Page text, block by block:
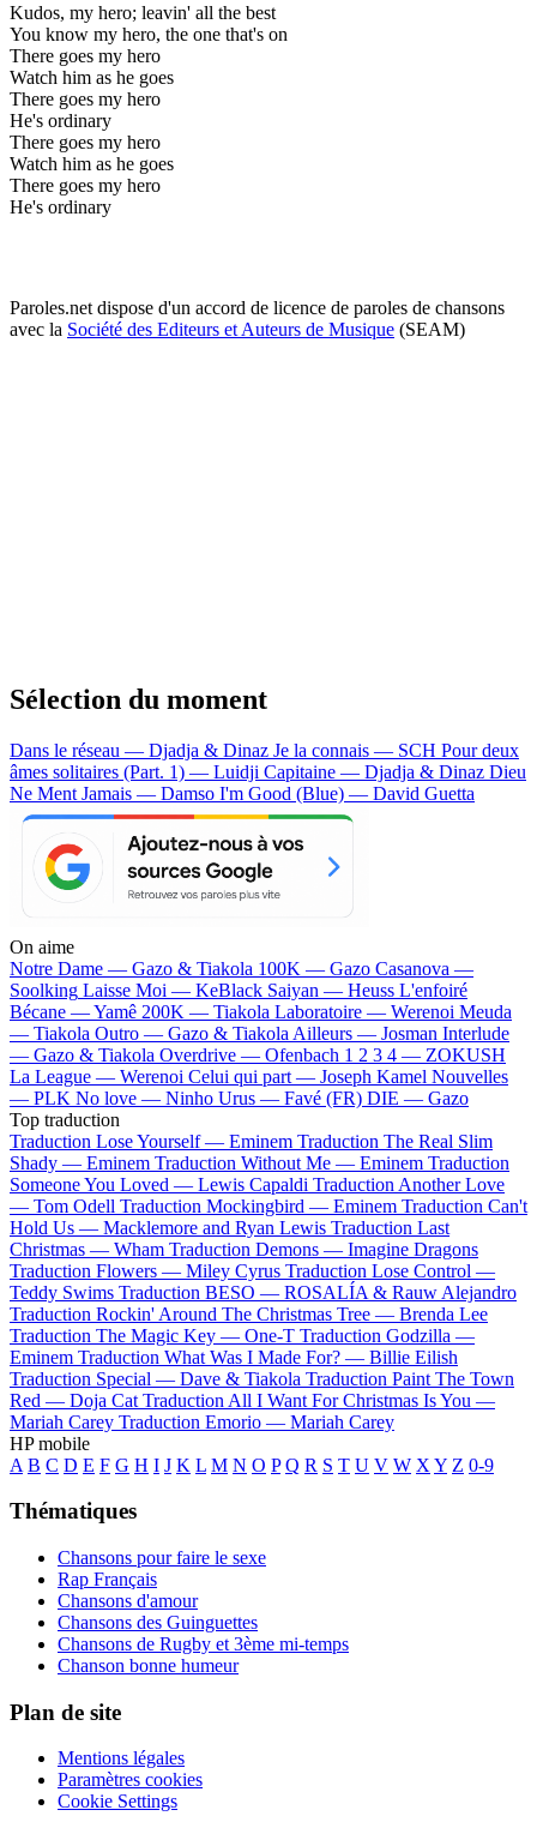
Kudos, my hero; leavin' all the best
You know my hero, the one that's on
There goes my hero
Watch him as he goes
There goes my hero
He's ordinary
There goes my hero
Watch him as he goes
There goes my hero
He's ordinary
Paroles.net dispose d'un accord de licence de paroles de chansons
avec la Société des Editeurs et Auteurs de Musique (SEAM)
Sélection du moment
Dans le réseau — Djadja & Dinaz Je la connais — SCH Pour deux
âmes solitaires (Part. 1) — Luidji Capitaine — Djadja & Dinaz Dieu
Ne Ment Jamais — Damso I'm Good (Blue) — David Guetta
On aime
Notre Dame — Gazo & Tiakola 100K — Gazo Casanova —
Soolking Laisse Moi — KeBlack Saiyan — Heuss L'enfoiré
Bécane —Yamê 200K — Tiakola Laboratoire — Werenoi Meuda
— Tiakola Outro — Gazo & Tiakola Ailleurs — Josman Interlude
— Gazo & Tiakola Overdrive — Ofenbach 1 2 3 4 — ZOKUSH
La League — Werenoi Celui qui part — Joseph Kamel Nouvelles
— PLK No love — Ninho Urus — Favé (FR) DIE — Gazo
Top traduction
Traduction Lose Yourself — Eminem Traduction The Real Slim
Shady — Eminem Traduction Without Me — Eminem Traduction
Someone You Loved — Lewis Capaldi Traduction Another Love
— Tom Odell Traduction Mockingbird — Eminem Traduction Can't
Hold Us — Macklemore and Ryan Lewis Traduction Last
Christmas — Wham Traduction Demons — Imagine Dragons
Traduction Flowers — Miley Cyrus Traduction Lose Control —
Teddy Swims Traduction BESO — ROSALÍA & Rauw Alejandro
Traduction Rockin' Around The Christmas Tree — Brenda Lee
Traduction The Magic Key — One-T Traduction Godzilla —
Eminem Traduction What Was I Made For? — Billie Eilish
Traduction Special — Dave & Tiakola Traduction Paint The Town
Red — Doja Cat Traduction All I Want For Christmas Is You —
Mariah Carey Traduction Emorio — Mariah Carey
HP mobile
A B C D E F G H I J K L M N O P Q R S T U V W X Y Z 0-9
Thématiques
Chansons pour faire le sexe
Rap Français
Chansons d'amour
Chansons des Guinguettes
Chansons de Rugby et 3ème mi-temps
Chanson bonne humeur
Plan de site
Mentions légales
Paramètres cookies
Cookie Settings